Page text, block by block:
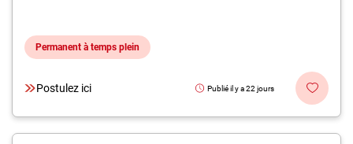
Permanent à temps plein
Postulez ici Publié il y a 22 jours